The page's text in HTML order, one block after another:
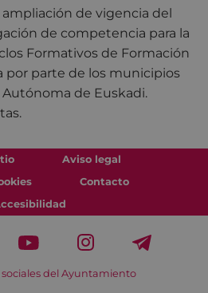
ampliación de vigencia del
de competencia para la
Formativos de Formación
por parte de los municipios
de Euskadi.
Aviso legal
Contacto
sociales del Ayuntamiento